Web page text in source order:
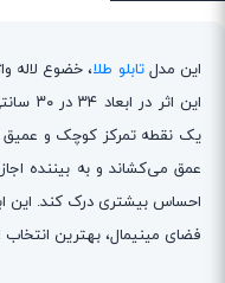
این مدلتابلو طلا، خضوع لاله
این
یک نقطه تمرکز کوچک و عمیق
عمق می‌کشاند و به بیننده
احساس بیشتری درک کند. این
فضای مینیمال، بهترین